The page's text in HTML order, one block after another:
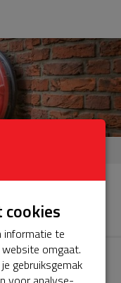
cookies
informatie te
omgaat.
gebruiksgemak